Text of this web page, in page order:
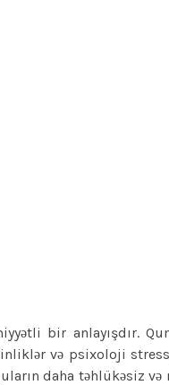
bir anlayışdır.
və psixoloji
daha təhlükəsiz